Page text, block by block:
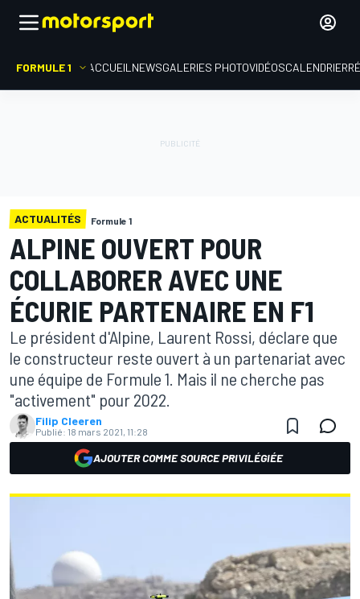
FORMULE 1 ACCUEIL NEWSGALERIES PHOTOVIDÉOSCALENDRIER
ACTUALITÉS Formule 1
ALPINE OUVERT POUR
COLLABORER AVEC UNE
ÉCURIE PARTENAIRE EN F1
Le président d'Alpine, Laurent Rossi, déclare que
le constructeur reste ouvert à un partenariat avec
une équipe de Formule 1. Mais il ne cherche pas
"activement" pour 2022.
Filip Cleeren
Publié: 18 mars 2021, 11:28
AJOUTER COMME SOURCE PRIVILÉGIÉE